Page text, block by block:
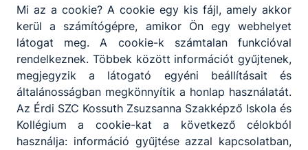
amatőr középiskolai labdarúgó tornán, a Fair Play Cup
versenysorozatban. Intézményünk lány- és fiúcsapattal
is képviselteti magát, a lánycsapat pedig az elmúlt
időszakban szép eredményekkel bizonyította
tehetségét, kitartását és sportszerűségét. A gödöllői
területi versenyen a csoportmérkőzések után végül a 4.
helyen zárt.
2026. aug. 4. Igazgatóság
Mi az a cookie? A cookie egy kis fájl, amely akkor
kerül a számítógépre, amikor Ön egy webhelyet
látogat meg. A cookie-k számtalan funkcióval
rendelkeznek. Többek között információt gyűjtenek,
megjegyzik a látogató egyéni beállításait és
általánosságban megkönnyítik a honlap használatát.
Az Érdi SZC Kossuth Zsuzsanna Szakképző Iskola és
Kollégium a cookie-kat a következő célokból
használja: információ gyűjtése azzal kapcsolatban,